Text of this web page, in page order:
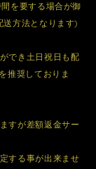
を要する場合が御
送方法となります)
でき土日祝日も配
推奨しておりま
すが差額返金サー
する事が出来ませ